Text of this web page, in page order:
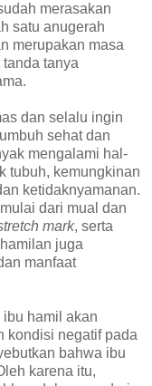
merasakan
satu anugerah
merupakan masa
tanya
dan selalu ingin
sehat dan
mengalami hal-
tubuh, kemungkinan
ketidaknyamanan.
dari mual dan
mark, serta
juga
manfaat
hamil akan
kondisi negatif pada
bahwa ibu
karena itu,